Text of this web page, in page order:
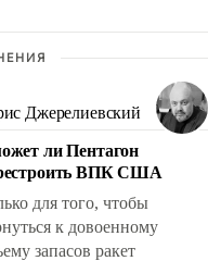
Джерелиевский
ли Пентагон
ВПК США
для того, чтобы
к довоенному
запасов ракет